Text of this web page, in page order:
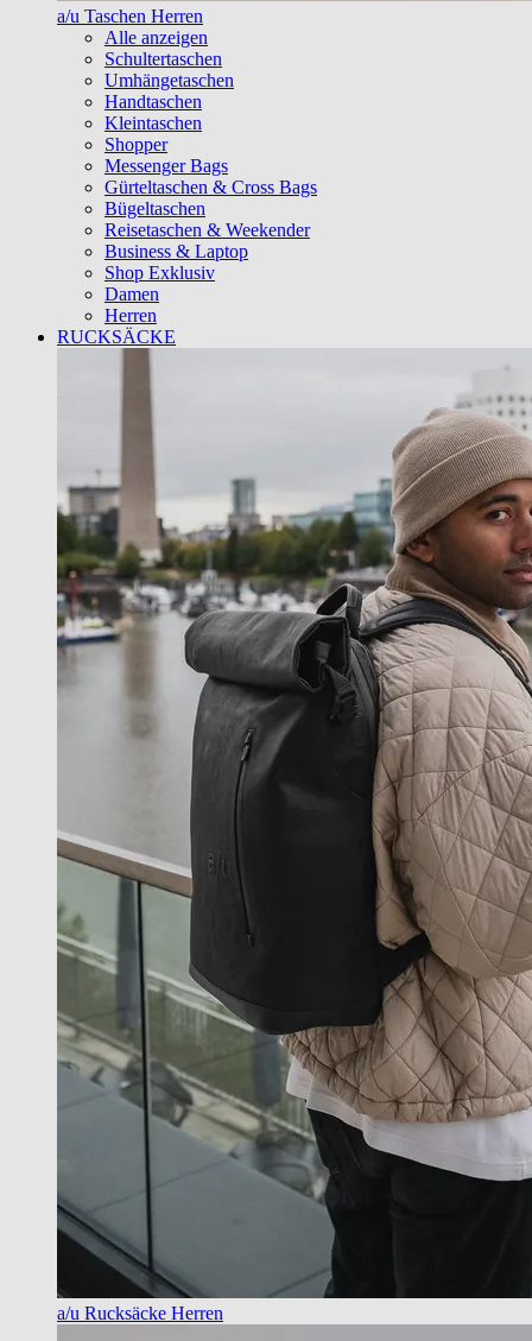
a/u Taschen Herren
Alle anzeigen
Schultertaschen
Umhängetaschen
Handtaschen
Kleintaschen
Shopper
Messenger Bags
Gürteltaschen & Cross Bags
Bügeltaschen
Reisetaschen & Weekender
Business & Laptop
Shop Exklusiv
Damen
Herren
RUCKSÄCKE
a/u Rucksäcke Herren